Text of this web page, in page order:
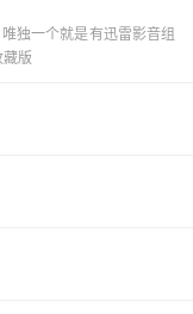
独一个就是有迅雷影音组
版